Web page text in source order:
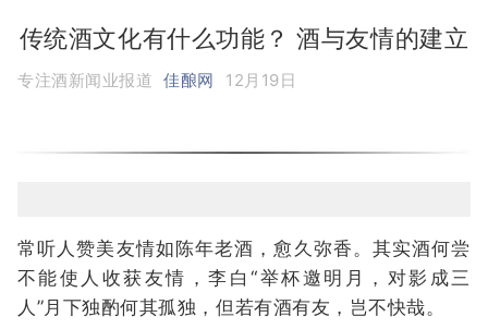
传统酒文化有什么功能？ 酒与友情的建立
专注酒新闻业报道 佳酿网 12月19日
常听人赞美友情如陈年老酒，愈久弥香。其实酒何尝
不能使人收获友情，李白“举杯邀明月，对影成三
人”月下独酌何其孤独，但若有酒有友，岂不快哉。